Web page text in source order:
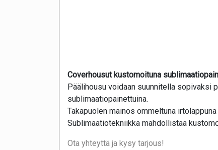
Coverhousut kustomoituna
Päälihousu voidaan suunnitella sopivaksi
sublimaatiopainettuina.
Takapuolen mainos ommeltuna irtolappuna
Sublimaatiotekniikka mahdollistaa
Ota yhteyttä ja kysy tarjous!